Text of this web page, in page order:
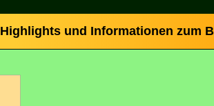
und Informationen zum